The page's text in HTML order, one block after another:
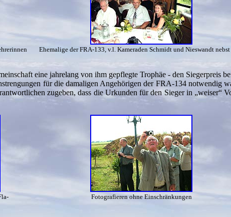
Ehemalige der FRA-133, v.l. Kameraden Schmidt und Nieswandt nebst
eine jahrelang von ihm gepflegte Trophäe - den Siegerpreis
für die damaligen Angehörigen der FRA-134 notwendig
zugeben, dass die Urkunden für den Sieger in „weiser“
Fotografieren ohne Einschränkungen